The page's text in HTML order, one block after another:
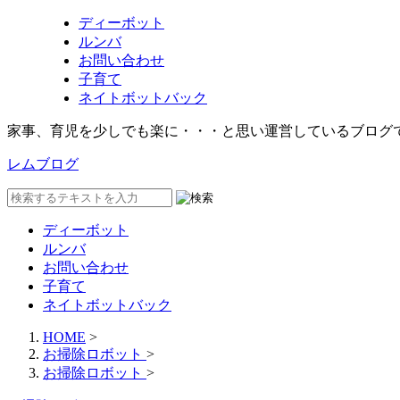
ディーボット
ルンバ
お問い合わせ
子育て
ネイトボットバック
家事、育児を少しでも楽に・・・と思い運営しているブログ
レムブログ
ディーボット
ルンバ
お問い合わせ
子育て
ネイトボットバック
HOME >
お掃除ロボット >
お掃除ロボット >